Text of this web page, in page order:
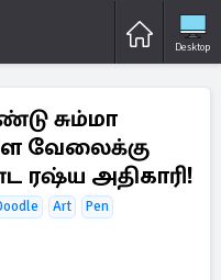
Desktop
சும்மா
வேலைக்கு
அதிகாரி!
Art
Pen